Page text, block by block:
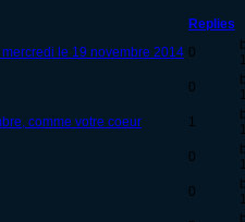
Replies
le 19 novembre 2014 0
0
comme votre coeur
1
0
0